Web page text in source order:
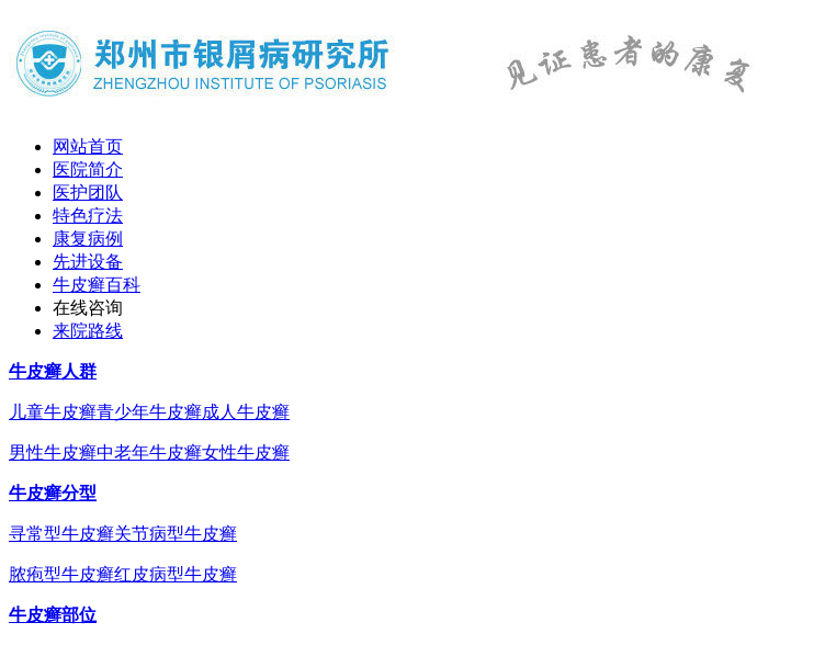
网站首页
医院简介
医护团队
特色疗法
康复病例
先进设备
牛皮癣百科
在线咨询
来院路线
牛皮癣人群
儿童牛皮癣青少年牛皮癣成人牛皮癣
男性牛皮癣中老年牛皮癣女性牛皮癣
牛皮癣分型
寻常型牛皮癣关节病型牛皮癣
脓疱型牛皮癣红皮病型牛皮癣
牛皮癣部位